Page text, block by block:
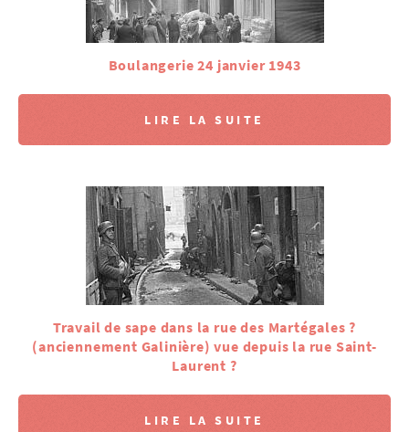
Boulangerie 24 janvier 1943
LIRE LA SUITE
Travail de sape dans la rue des Martégales ?
(anciennement Galinière) vue depuis la rue Saint-
Laurent ?
LIRE LA SUITE